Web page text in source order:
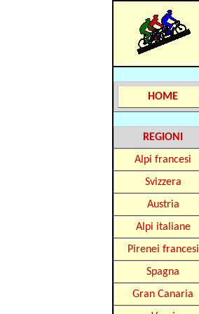
HOME
REGIONI
Alpi francesi
Svizzera
Austria
Alpi italiane
Pirenei francesi
Spagna
Gran Canaria